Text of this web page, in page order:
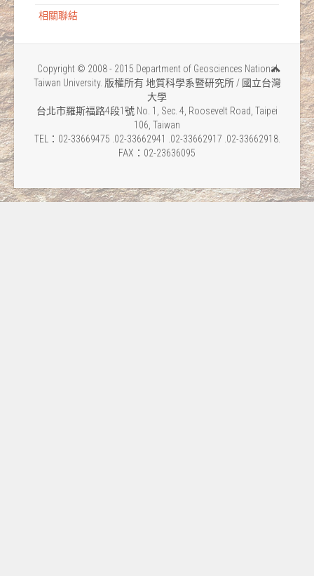
相關聯結
Copyright © 2008 - 2015 Department of Geosciences National
Taiwan University. 版權所有 地質科學系暨研究所 / 國立台灣
大學
台北市羅斯福路4段1號 No. 1, Sec. 4, Roosevelt Road, Taipei
106, Taiwan
TEL：02-33669475 .02-33662941 .02-33662917 .02-33662918.
FAX：02-23636095